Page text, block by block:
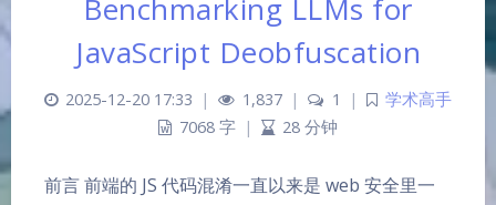
Benchmarking LLMs for
JavaScript Deobfuscation
2025-12-20 17:33 | 1,837 | 1 |
学术高手
7068 字 | 28 分钟
前言 前端的 JS 代码混淆一直以来是 web 安全里一